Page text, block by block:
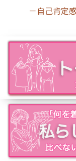
－自己肯定